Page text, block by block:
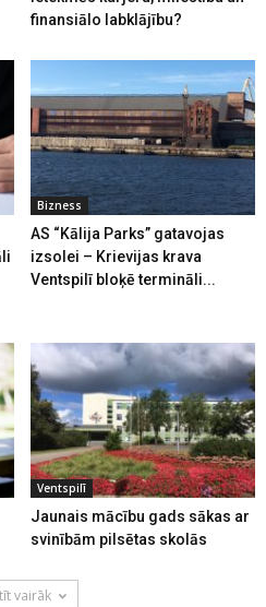
finansiālo labklājību?
Bizness
AS “Kālija Parks” gatavojas
izsolei – Krievijas krava
Ventspilī bloķē termināli...
Ventspilī
Jaunais mācību gads sākas ar
svinībām pilsētas skolās
vairāk